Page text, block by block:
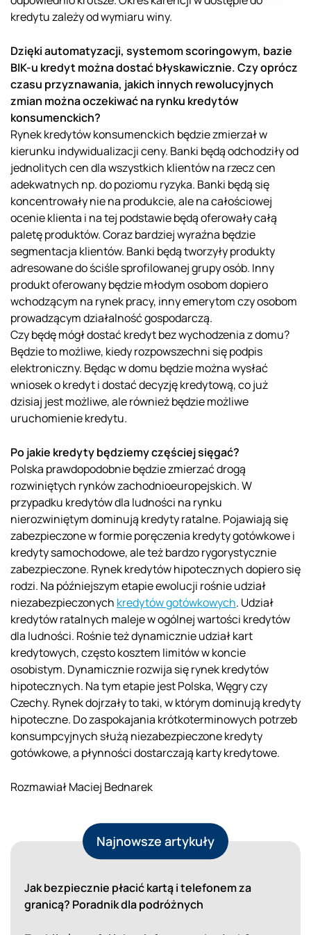
kredytu zależy od wymiaru winy.
Dzięki automatyzacji, systemom scoringowym, bazie
BIK-u kredyt można dostać błyskawicznie. Czy oprócz
czasu przyznawania, jakich innych rewolucyjnych
zmian można oczekiwać na rynku kredytów
konsumenckich?
Rynek kredytów konsumenckich będzie zmierzał w
kierunku indywidualizacji ceny. Banki będą odchodziły od
jednolitych cen dla wszystkich klientów na rzecz cen
adekwatnych np. do poziomu ryzyka. Banki będą się
koncentrowały nie na produkcie, ale na całościowej
ocenie klienta i na tej podstawie będą oferowały całą
paletę produktów. Coraz bardziej wyraźna będzie
segmentacja klientów. Banki będą tworzyły produkty
adresowane do ściśle sprofilowanej grupy osób. Inny
produkt oferowany będzie młodym osobom dopiero
wchodzącym na rynek pracy, inny emerytom czy osobom
prowadzącym działalność gospodarczą.
Czy będę mógł dostać kredyt bez wychodzenia z domu?
Będzie to możliwe, kiedy rozpowszechni się podpis
elektroniczny. Będąc w domu będzie można wysłać
wniosek o kredyt i dostać decyzję kredytową, co już
dzisiaj jest możliwe, ale również będzie możliwe
uruchomienie kredytu.
Po jakie kredyty będziemy częściej sięgać?
Polska prawdopodobnie będzie zmierzać drogą
rozwiniętych rynków zachodnioeuropejskich. W
przypadku kredytów dla ludności na rynku
nierozwiniętym dominują kredyty ratalne. Pojawiają się
zabezpieczone w formie poręczenia kredyty gotówkowe i
kredyty samochodowe, ale też bardzo rygorystycznie
zabezpieczone. Rynek kredytów hipotecznych dopiero się
rodzi. Na późniejszym etapie ewolucji rośnie udział
niezabezpieczonych kredytów gotówkowych. Udział
kredytów ratalnych maleje w ogólnej wartości kredytów
dla ludności. Rośnie też dynamicznie udział kart
kredytowych, często kosztem limitów w koncie
osobistym. Dynamicznie rozwija się rynek kredytów
hipotecznych. Na tym etapie jest Polska, Węgry czy
Czechy. Rynek dojrzały to taki, w którym dominują kredyty
hipoteczne. Do zaspokajania krótkoterminowych potrzeb
konsumpcyjnych służą niezabezpieczone kredyty
gotówkowe, a płynności dostarczają karty kredytowe.
Rozmawiał Maciej Bednarek
Najnowsze artykuły
Jak bezpiecznie płacić kartą i telefonem za
granicą? Poradnik dla podróżnych